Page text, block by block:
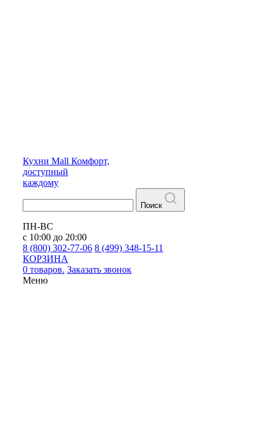
Кухни Mall Комфорт,
доступный
каждому
Поиск
ПН-ВС
с 10:00 до 20:00
8 (800) 302-77-06 8 (499) 348-15-11
КОРЗИНА
0 товаров. Заказать звонок
Меню